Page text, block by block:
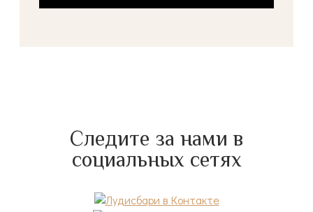
Следите за нами в
социальных сетях